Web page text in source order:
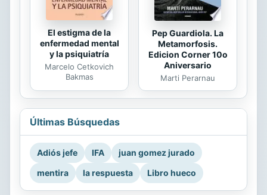
El estigma de la
enfermedad mental
y la psiquiatría
Marcelo Cetkovich
Bakmas
Pep Guardiola. La
Metamorfosis.
Edicion Corner 10o
Aniversario
Marti Perarnau
Últimas Búsquedas
Adiós jefe IFA
juan gomez jurado
mentira
la respuesta Libro hueco